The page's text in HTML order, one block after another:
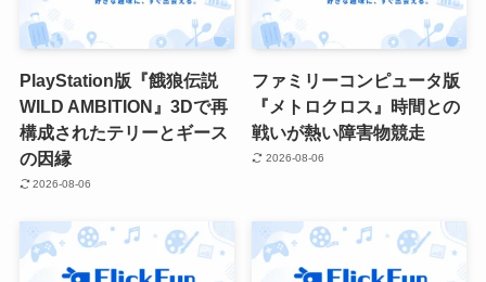
PlayStation版『餓狼伝説
WILD AMBITION』3Dで再
構成されたテリーとギース
の因縁
2026-08-06
ファミリーコンピュータ版
『メトロクロス』時間との
戦いが熱い障害物競走
2026-08-06